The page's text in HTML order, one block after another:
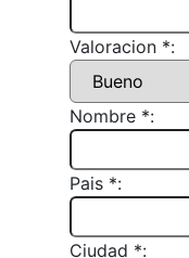
Valoracion *:
Nombre *:
Pais *:
Ciudad *: